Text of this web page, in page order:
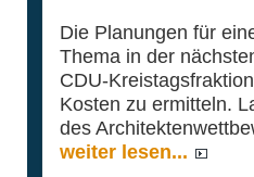
Die Planungen für
Thema in der
CDU-
Kosten zu ermitteln.
des
weiter lesen...